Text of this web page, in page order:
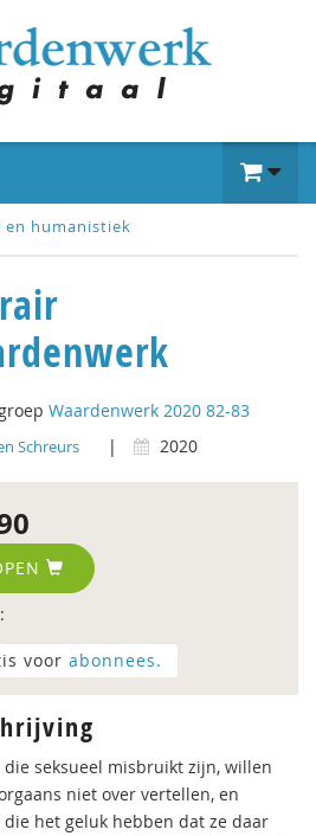
en humanistiek
Waardenwerk 2020 82-83
Schreurs | 2020
voor abonnees.
die seksueel misbruikt zijn, willen
niet over vertellen, en
die het geluk hebben dat ze daar